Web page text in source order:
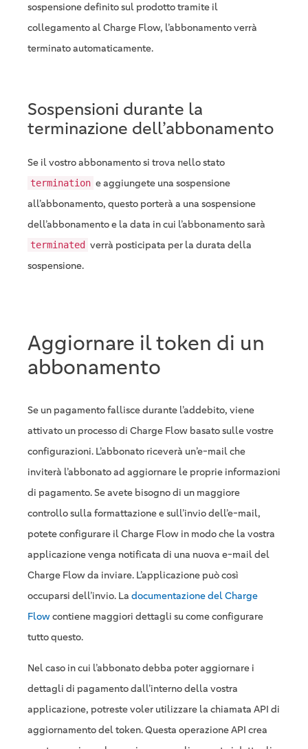
sospensione definito sul prodotto tramite il
collegamento al Charge Flow, l’abbonamento verrà
terminato automaticamente.
Sospensioni durante la
terminazione dell’abbonamento
Se il vostro abbonamento si trova nello stato
termination e aggiungete una sospensione
all’abbonamento, questo porterà a una sospensione
dell’abbonamento e la data in cui l’abbonamento sarà
terminated verrà posticipata per la durata della
sospensione.
Aggiornare il token di un
abbonamento
Se un pagamento fallisce durante l’addebito, viene
attivato un processo di Charge Flow basato sulle vostre
configurazioni. L’abbonato riceverà un’e-mail che
inviterà l’abbonato ad aggiornare le proprie informazioni
di pagamento. Se avete bisogno di un maggiore
controllo sulla formattazione e sull’invio dell’e-mail,
potete configurare il Charge Flow in modo che la vostra
applicazione venga notificata di una nuova e-mail del
Charge Flow da inviare. L’applicazione può così
occuparsi dell’invio. La documentazione del Charge
Flowcontiene maggiori dettagli su come configurare
tutto questo.
Nel caso in cui l’abbonato debba poter aggiornare i
dettagli di pagamento dall’interno della vostra
applicazione, potreste voler utilizzare la chiamata API di
aggiornamento del token. Questa operazione API crea